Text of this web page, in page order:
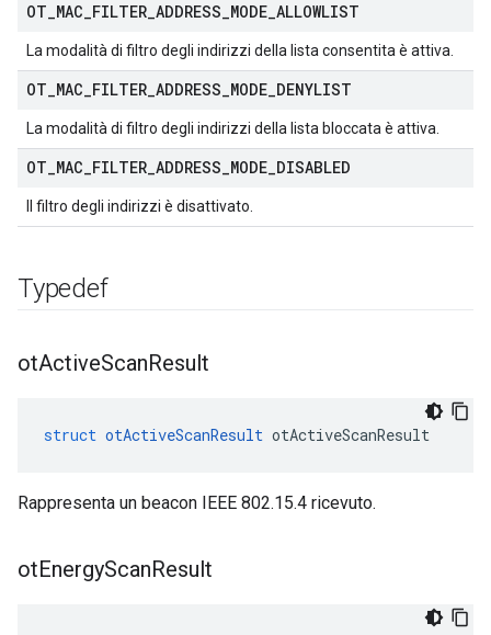
OT MAC FILTER ADDRESS MODE ALLOWLIST
La modalità di filtro degli indirizzi della lista consentita è attiva.
OT MAC FILTER ADDRESS MODE DENYLIST
La modalità di filtro degli indirizzi della lista bloccata è attiva.
OT MAC FILTER ADDRESS MODE DISABLED
Il filtro degli indirizzi è disattivato.
Typedef
otActiveScanResult
struct otActiveScanResult otActiveScanResult
Rappresenta un beacon IEEE 802.15.4 ricevuto.
otEnergyScanResult